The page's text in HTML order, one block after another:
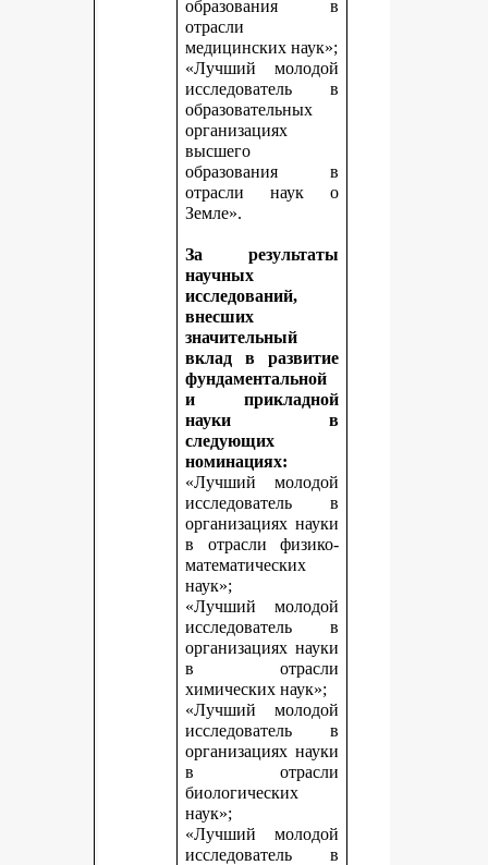
образования в
отрасли
медицинских наук»;
«Лучший молодой
исследователь в
образовательных
организациях
высшего
образования в
отрасли наук о
Земле».
За результаты
научных
исследований,
внесших
значительный
вклад в развитие
фундаментальной
и прикладной
науки в
следующих
номинациях:
«Лучший молодой
исследователь в
организациях науки
в отрасли физико-
математических
наук»;
«Лучший молодой
исследователь в
организациях науки
в отрасли
химических наук»;
«Лучший молодой
исследователь в
организациях науки
в отрасли
биологических
наук»;
«Лучший молодой
исследователь в